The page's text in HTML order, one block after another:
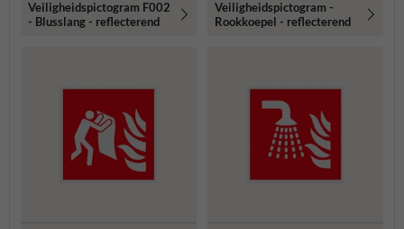
Veiligheidspictogram F002
- Blusslang - reflecterend
Veiligheidspictogram -
Rookkoepel - reflecterend